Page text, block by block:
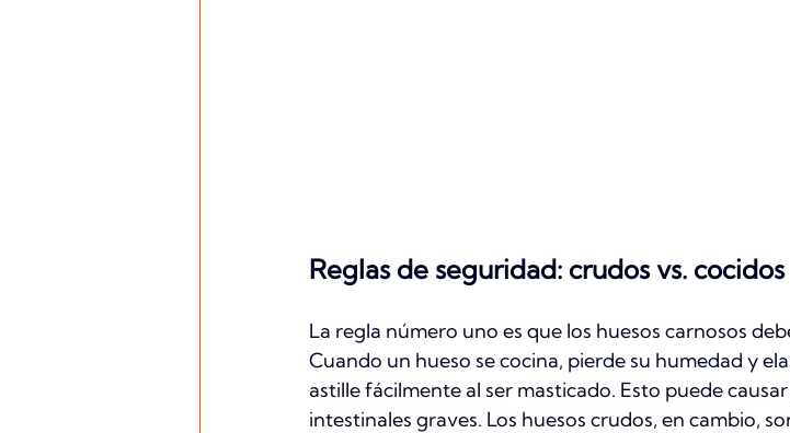
Reglas de seguridad: crudos vs. cocidos
La regla número uno es que los huesos carnosos
Cuando un hueso se cocina, pierde su humedad y
astille fácilmente al ser masticado. Esto puede
intestinales graves. Los huesos crudos, en cambio,